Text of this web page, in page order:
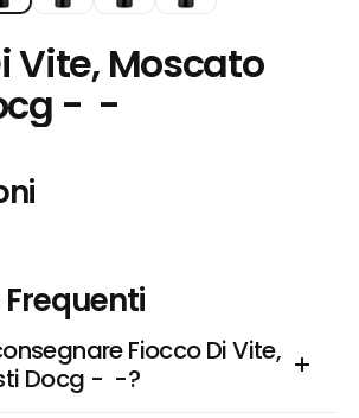
Vite, Moscato
-  -
Fiocco Di Vite,
Docg -  -?